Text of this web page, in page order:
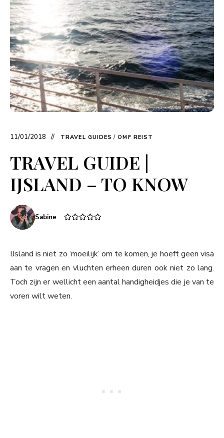
11/01/2018 TRAVEL GUIDES / OMF REIST
TRAVEL GUIDE |
IJSLAND – TO KNOW
Sabine
IJsland is niet zo ‘moeilijk’ om te komen, je hoeft geen visa
aan te vragen en vluchten erheen duren ook niet zo lang.
Toch zijn er wellicht een aantal handigheidjes die je van te
voren wilt weten.